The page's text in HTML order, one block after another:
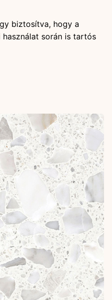
biztosítva, hogy a
használat során is tartós